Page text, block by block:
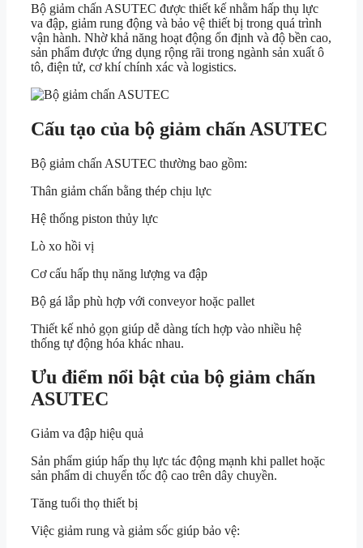
Bộ giảm chấn ASUTEC được thiết kế nhằm hấp thụ lực
va đập, giảm rung động và bảo vệ thiết bị trong quá trình
vận hành. Nhờ khả năng hoạt động ổn định và độ bền cao,
sản phẩm được ứng dụng rộng rãi trong ngành sản xuất ô
tô, điện tử, cơ khí chính xác và logistics.
Cấu tạo của bộ giảm chấn ASUTEC
Bộ giảm chấn ASUTEC thường bao gồm:
Thân giảm chấn bằng thép chịu lực
Hệ thống piston thủy lực
Lò xo hồi vị
Cơ cấu hấp thụ năng lượng va đập
Bộ gá lắp phù hợp với conveyor hoặc pallet
Thiết kế nhỏ gọn giúp dễ dàng tích hợp vào nhiều hệ
thống tự động hóa khác nhau.
Ưu điểm nổi bật của bộ giảm chấn
ASUTEC
Giảm va đập hiệu quả
Sản phẩm giúp hấp thụ lực tác động mạnh khi pallet hoặc
sản phẩm di chuyển tốc độ cao trên dây chuyền.
Tăng tuổi thọ thiết bị
Việc giảm rung và giảm sốc giúp bảo vệ: